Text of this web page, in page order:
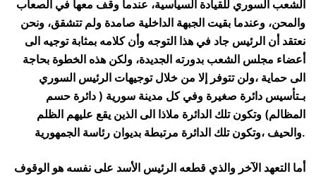
الشعب السوري للقيادة السياسية، عندما وقف معها في الصعاب
والمحن، وعندما بقيت الجبهة الداخلية صامدة ولم تتشقق، ونحن
نعتقد أن الرئيس جاد في هذا التوجه وأن كلامه بمثابة توجيه الى
أعضاء مجلس الشعب بدورته الجديدة، ولكن هذه الخطوة بحاجة
الى حماية ،ولن تتوفر إلا من خلال توجيهات الرئيس السوري
بـتأسيس دائرة صغيرة وفي كل مدينة سورية ( دائرة حسم
المظالم) وتكون تلك الدائرة ملاذا الى الذين يقع عليهم الظلم
والحيف ،وتكون تلك الدائرة مرتبطة بديوان رئاسة الجمهورية.
أما التعهد الآخر والذي قطعه الرئيس الأسد على نفسه هو الوقوف